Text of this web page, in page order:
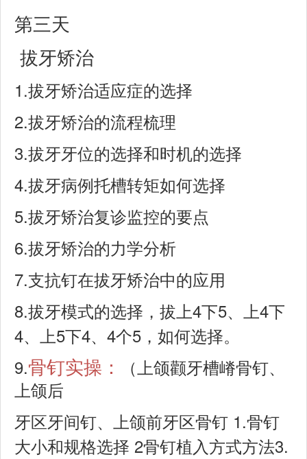
第三天
拔牙矫治
1.拔牙矫治适应症的选择
2.拔牙矫治的流程梳理
3.拔牙牙位的选择和时机的选择
4.拔牙病例托槽转矩如何选择
5.拔牙矫治复诊监控的要点
6.拔牙矫治的力学分析
7.支抗钉在拔牙矫治中的应用
8.拔牙模式的选择，拔上4下5、上4下
4、上5下4、 4个5 ，如何选择。
9.骨钉实操：
（上颌颧牙槽嵴骨钉、
上颌后
牙区牙间钉、上颌前牙区骨钉 1.骨钉
大小和规格选择 2骨钉植入方式方法3.